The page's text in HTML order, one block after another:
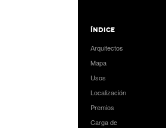
ÍNDICE
Arquitectos
Mapa
Usos
Localización
Premios
Carga de